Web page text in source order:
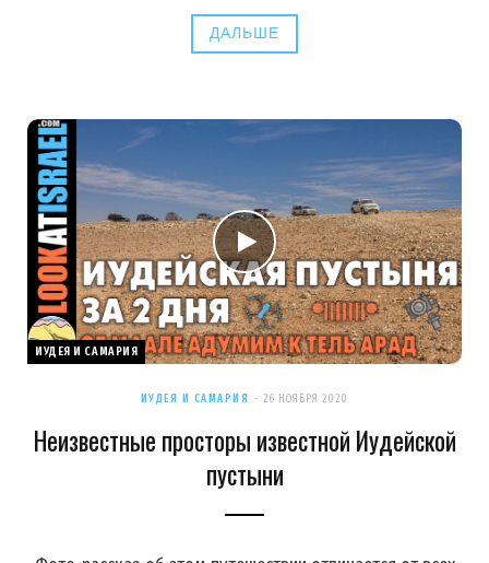
ДАЛЬШЕ
ИУДЕЯ И САМАРИЯ
ИУДЕЯ И САМАРИЯ 26 НОЯБРЯ 2020
Неизвестные просторы известной Иудейской
пустыни